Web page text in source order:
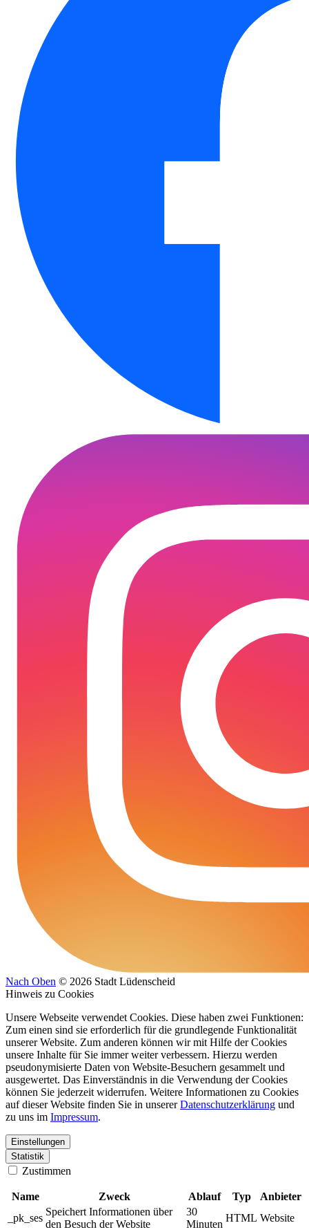
Nach Oben © 2026 Stadt Lüdenscheid
Hinweis zu Cookies
Unsere Webseite verwendet Cookies. Diese haben zwei Funktionen:
Zum einen sind sie erforderlich für die grundlegende Funktionalität
unserer Website. Zum anderen können wir mit Hilfe der Cookies
unsere Inhalte für Sie immer weiter verbessern. Hierzu werden
pseudonymisierte Daten von Website-Besuchern gesammelt und
ausgewertet. Das Einverständnis in die Verwendung der Cookies
können Sie jederzeit widerrufen. Weitere Informationen zu Cookies
auf dieser Website finden Sie in unsererDatenschutzerklärung und
zu uns im Impressum.
Einstellungen
Statistik
Zustimmen
Name Zweck Ablauf Typ
Anbieter
_pk_ses
Speichert Informationen über
den Besuch der Website
30
Minuten
HTML Website